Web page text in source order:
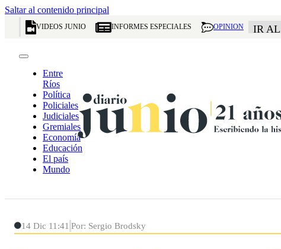
Saltar al contenido principal
VIDEOS JUNIO INFORMES ESPECIALES OPINION IR
Entre
Ríos
Política
Policiales
Judiciales
Gremiales
Economía
Educación
El país
Mundo
14 Dic 11:41 Por: Sergio Brodsky